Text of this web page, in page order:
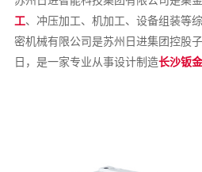
工、冲压加工、机加工、设备组装等
密机械有限公司是苏州日进集团控股
日，是一家专业从事设计制造长沙钣